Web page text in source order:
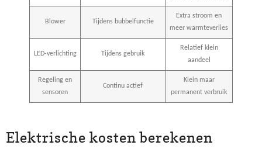
Blower Tijdens bubbelfunctie
Extra stroom en
meer warmteverlies
LED-verlichting Tijdens gebruik
Relatief klein
aandeel
Regeling en
sensoren
Continu actief
Klein maar
permanent verbruik
Elektrische kosten berekenen